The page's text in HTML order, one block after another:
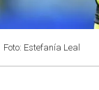
Foto: Estefanía Leal